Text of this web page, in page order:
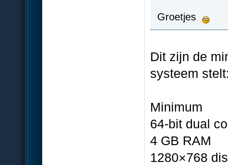
Groetjes
Dit zijn de
systeem
Minimum
64-bit dual
4 GB RAM
1280×768